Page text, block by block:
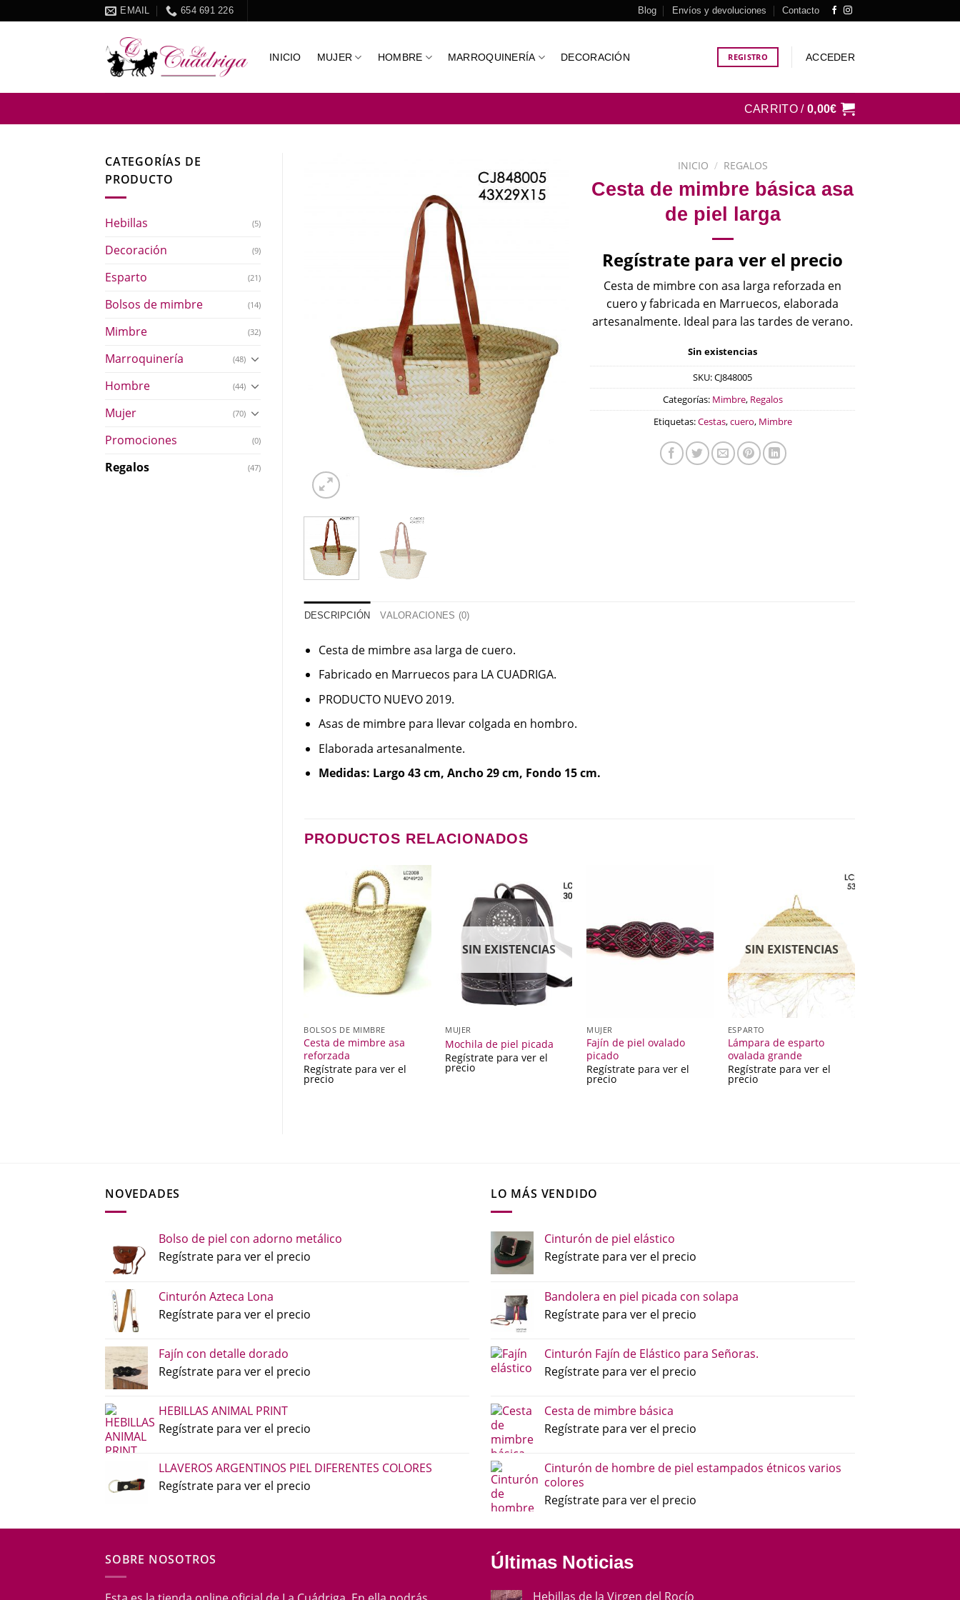
to
EMAIL 654 691 226 Blog Envíos y devoluciones Contacto
INICIO MUJER HOMBRE MARROQUINERÍA DECORACIÓN REGISTRO ACCEDER
CARRITO /0,00€
CATEGORÍAS DE
PRODUCTO
Hebillas (5)
Decoración (9)
Esparto (21)
Bolsos de mimbre (14)
Mimbre (32)
Marroquinería (48)
Hombre (44)
Mujer (70)
Promociones (0)
Regalos (47)
INICIO / REGALOS
Cesta de mimbre básica asa
de piel larga
Regístrate para ver el precio
Cesta de mimbre con asa larga reforzada en
cuero y fabricada en Marruecos, elaborada
artesanalmente. Ideal para las tardes de verano.
Sin existencias
SKU:CJ848005
Categorías: Mimbre, Regalos
Etiquetas:Cestas,cuero, Mimbre
DESCRIPCIÓN VALORACIONES (0)
Cesta de mimbre asa larga de cuero.
Fabricado en Marruecos para LA CUADRIGA.
PRODUCTO NUEVO 2019.
Asas de mimbre para llevar colgada en hombro.
Elaborada artesanalmente.
Medidas: Largo 43 cm, Ancho 29 cm, Fondo 15 cm.
PRODUCTOS RELACIONADOS
BOLSOS DE MIMBRE
Cesta de mimbre asa
reforzada
Regístrate para ver el
precio
SIN EXISTENCIAS
MUJER
Mochila de piel picada
Regístrate para ver el
precio
MUJER
Fajín de piel ovalado
picado
Regístrate para ver el
precio
SIN EXISTENCIAS
ESPARTO
Lámpara de esparto
ovalada grande
Regístrate para ver el
precio
NOVEDADES
Bolso de piel con adorno metálico
Regístrate para ver el precio
Cinturón Azteca Lona
Regístrate para ver el precio
Fajín con detalle dorado
Regístrate para ver el precio
HEBILLAS ANIMAL PRINT
Regístrate para ver el precio
LLAVEROS ARGENTINOS PIEL DIFERENTES COLORES
Regístrate para ver el precio
LO MÁS VENDIDO
Cinturón de piel elástico
Regístrate para ver el precio
Bandolera en piel picada con solapa
Regístrate para ver el precio
Cinturón Fajín de Elástico para Señoras.
Regístrate para ver el precio
Cesta de mimbre básica
Regístrate para ver el precio
Cinturón de hombre de piel estampados étnicos varios
colores
Regístrate para ver el precio
SOBRE NOSOTROS Últimas Noticias
Hebillas de la Virgen del Rocío